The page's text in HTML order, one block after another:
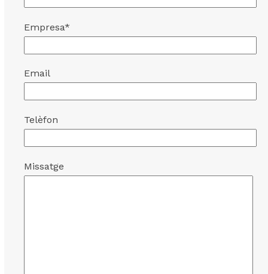
Empresa*
Email
Telèfon
Missatge